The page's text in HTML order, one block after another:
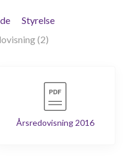
Styrelse
(2)
Årsredovisning 2016